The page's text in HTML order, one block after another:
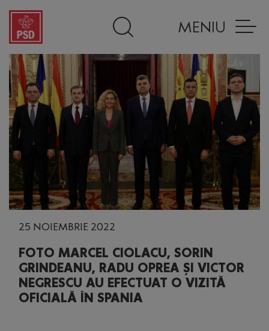
MENIU
25 NOIEMBRIE 2022
FOTO MARCEL CIOLACU, SORIN
GRINDEANU, RADU OPREA ȘI VICTOR
NEGRESCU AU EFECTUAT O VIZITĂ
OFICIALĂ ÎN SPANIA